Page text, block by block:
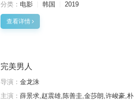
分类： 电影 韩国 2019
查看详情
完美男人
导演： 金龙洙
主演： 薛景求,赵震雄,陈善圭,金莎朗,许峻豪,朴